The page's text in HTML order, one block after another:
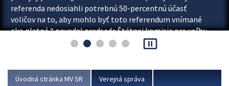
referenda nedosiahli potrebnú 50-percentnú účasť
voličov na to, aby mohlo byť toto referendum vnímané
ako platné,“ povedal predseda Štátnej komisie pre voľby
a kontrolu financovania politických...
pause_presentation
Úvodná stránka MV SR Verejná správa